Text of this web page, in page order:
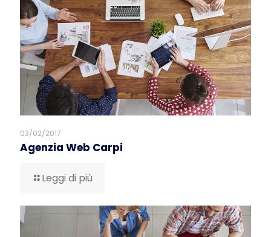
03/02/2017
Agenzia Web Carpi
Leggi di più